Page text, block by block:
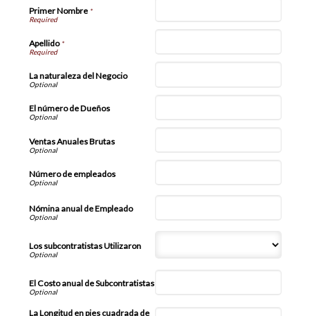
Primer Nombre *
Apellido*
La naturaleza del Negocio
El número de Dueños
Ventas Anuales Brutas
Número de empleados
Nómina anual de Empleado
Los subcontratistas Utilizaron
El Costo anual de Subcontratistas
La Longitud en pies cuadrada de